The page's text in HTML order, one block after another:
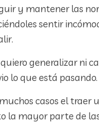
y mantener las
sentir
generalizar ni
lo que está pasando.
casos el traer
la mayor parte de